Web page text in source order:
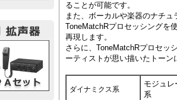
ることが可能です。
また、ボーカルや楽器のナチ
ToneMatchRプロセッシングを
再現します。
さらに、ToneMatchRプロセッ
ーティストが思い描いたトー
ダイナミクス系
モジュレ
系